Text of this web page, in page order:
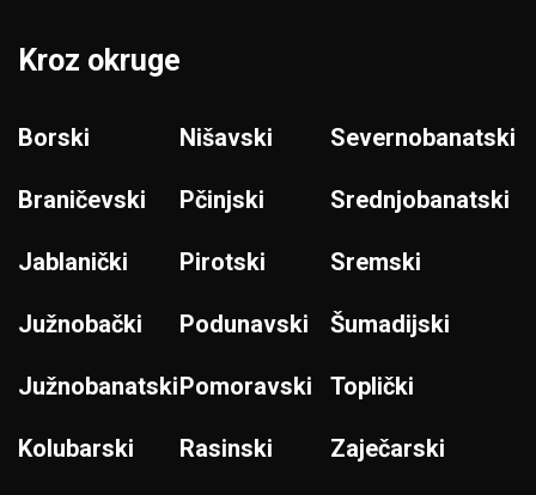
Kroz okruge
Borski
Braničevski
Jablanički
Južnobački
Južnobanatski
Kolubarski
Nišavski
Pčinjski
Pirotski
Podunavski
Pomoravski
Rasinski
Severnobanatski
Srednjobanatski
Sremski
Šumadijski
Toplički
Zaječarski